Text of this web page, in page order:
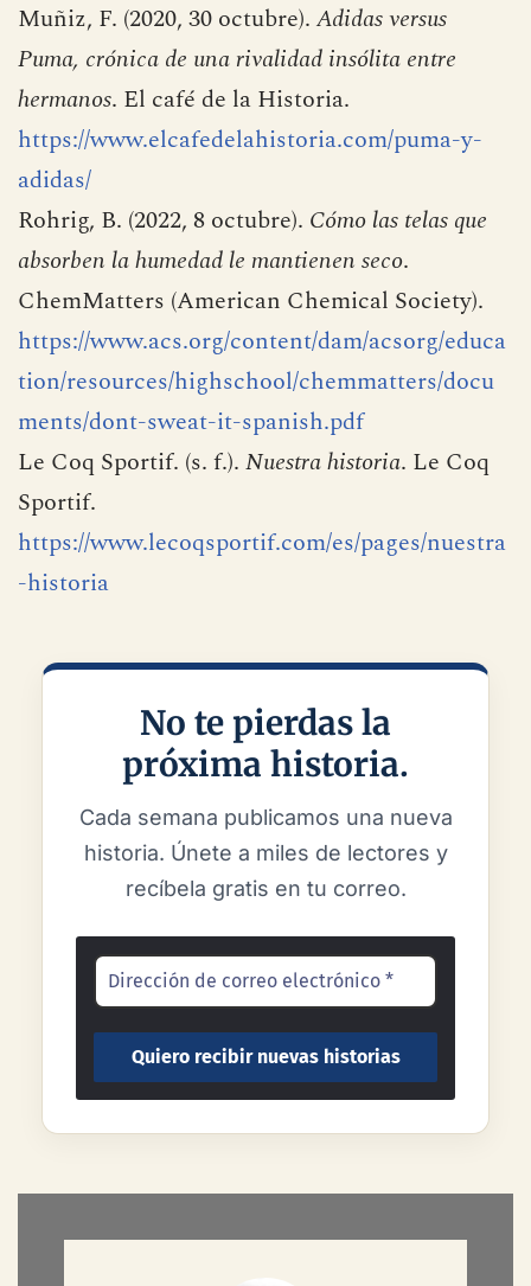
Muñiz, F. (2020, 30 octubre). Adidas versus
Puma, crónica de una rivalidad insólita entre
hermanos. El café de la Historia.
https://www.elcafedelahistoria.com/puma-y-
adidas/
Rohrig, B. (2022, 8 octubre). Cómo las telas que
absorben la humedad le mantienen seco.
ChemMatters (American Chemical Society).
https://www.acs.org/content/dam/acsorg/educa
tion/resources/highschool/chemmatters/docu
ments/dont-sweat-it-spanish.pdf
Le Coq Sportif. (s. f.). Nuestra historia. Le Coq
Sportif.
https://www.lecoqsportif.com/es/pages/nuestra
-historia
No te pierdas la
próxima historia.
Cada semana publicamos una nueva
historia. Únete a miles de lectores y
recíbela gratis en tu correo.